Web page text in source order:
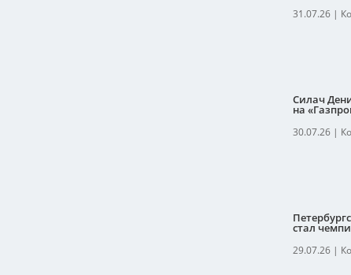
31.07.26|
Силач
на
30.07.26|
стал
29.07.26|